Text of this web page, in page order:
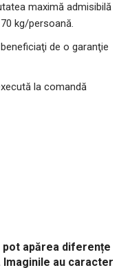
maximă admisibilă
kg/persoană.
de o garanţie
la comandă
apărea diferențe
Imaginile au caracter